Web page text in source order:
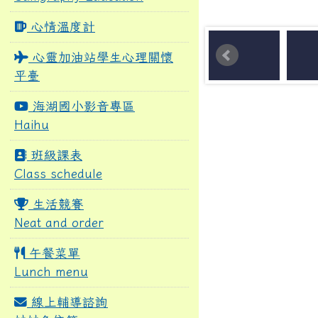
心情溫度計
心靈加油站學生心理關懷
平臺
海湖國小影音專區
Haihu
班級課表
Class schedule
生活競賽
Neat and order
午餐菜單
Lunch menu
線上輔導諮詢